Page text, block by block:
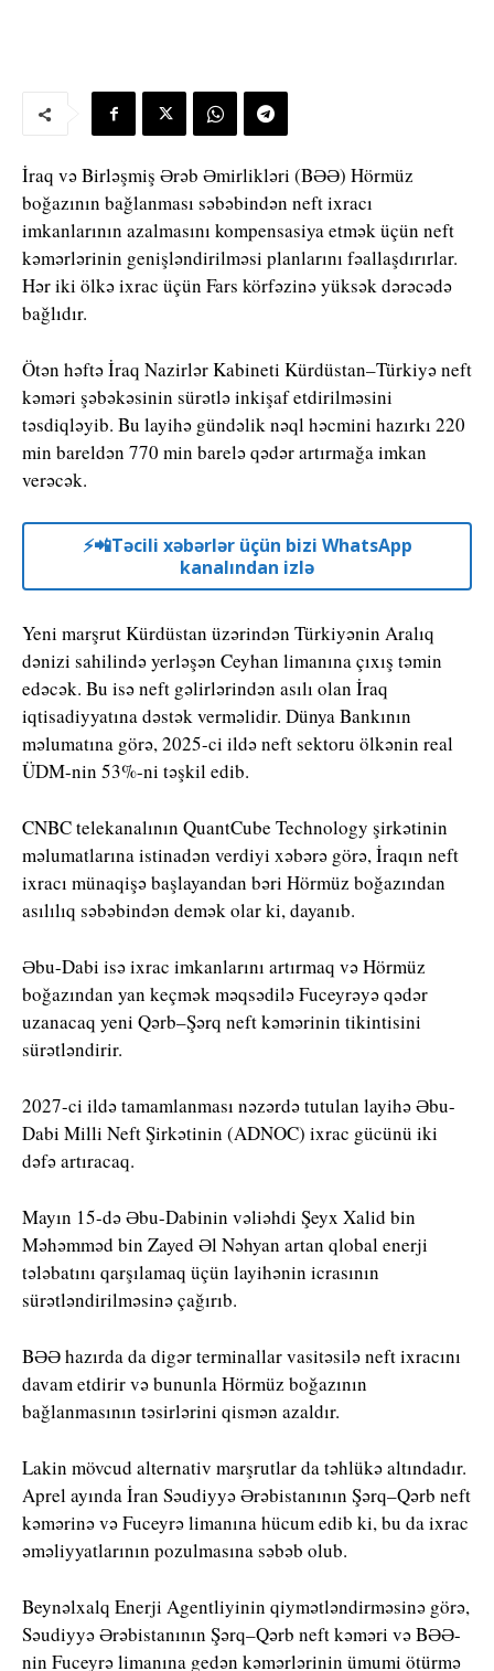
İraq və Birləşmiş Ərəb Əmirlikləri (BƏƏ) Hörmüz
boğazının bağlanması səbəbindən neft ixracı
imkanlarının azalmasını kompensasiya etmək üçün neft
kəmərlərinin genişləndirilməsi planlarını fəallaşdırırlar.
Hər iki ölkə ixrac üçün Fars körfəzinə yüksək dərəcədə
bağlıdır.
Ötən həftə İraq Nazirlər Kabineti Kürdüstan–Türkiyə neft
kəməri şəbəkəsinin sürətlə inkişaf etdirilməsini
təsdiqləyib. Bu layihə gündəlik nəql həcmini hazırkı 220
min bareldən 770 min barelə qədər artırmağa imkan
verəcək.
⚡️📲Təcili xəbərlər üçün bizi WhatsApp
kanalından izlə
Yeni marşrut Kürdüstan üzərindən Türkiyənin Aralıq
dənizi sahilində yerləşən Ceyhan limanına çıxış təmin
edəcək. Bu isə neft gəlirlərindən asılı olan İraq
iqtisadiyyatına dəstək verməlidir. Dünya Bankının
məlumatına görə, 2025-ci ildə neft sektoru ölkənin real
ÜDM-nin 53%-ni təşkil edib.
CNBC telekanalının QuantCube Technology şirkətinin
məlumatlarına istinadən verdiyi xəbərə görə, İraqın neft
ixracı münaqişə başlayandan bəri Hörmüz boğazından
asılılıq səbəbindən demək olar ki, dayanıb.
Əbu-Dabi isə ixrac imkanlarını artırmaq və Hörmüz
boğazından yan keçmək məqsədilə Fuceyrəyə qədər
uzanacaq yeni Qərb–Şərq neft kəmərinin tikintisini
sürətləndirir.
2027-ci ildə tamamlanması nəzərdə tutulan layihə Əbu-
Dabi Milli Neft Şirkətinin (ADNOC) ixrac gücünü iki
dəfə artıracaq.
Mayın 15-də Əbu-Dabinin vəliəhdi Şeyx Xalid bin
Məhəmməd bin Zayed Əl Nəhyan artan qlobal enerji
tələbatını qarşılamaq üçün layihənin icrasının
sürətləndirilməsinə çağırıb.
BƏƏ hazırda da digər terminallar vasitəsilə neft ixracını
davam etdirir və bununla Hörmüz boğazının
bağlanmasının təsirlərini qismən azaldır.
Lakin mövcud alternativ marşrutlar da təhlükə altındadır.
Aprel ayında İran Səudiyyə Ərəbistanının Şərq–Qərb neft
kəmərinə və Fuceyrə limanına hücum edib ki, bu da ixrac
əməliyyatlarının pozulmasına səbəb olub.
Beynəlxalq Enerji Agentliyinin qiymətləndirməsinə görə,
Səudiyyə Ərəbistanının Şərq–Qərb neft kəməri və BƏƏ-
nin Fuceyrə limanına gedən kəmərlərinin ümumi ötürmə